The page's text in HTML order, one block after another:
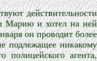
действительности
Марию и хотел на ней
он проводит более
подлежащее никакому
полицейского агента,